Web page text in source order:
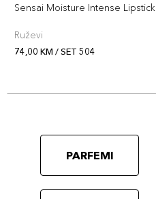
Sensai Moisture Intense Lipstick
Ruževi
74,00 KM / SET 504
PARFEMI